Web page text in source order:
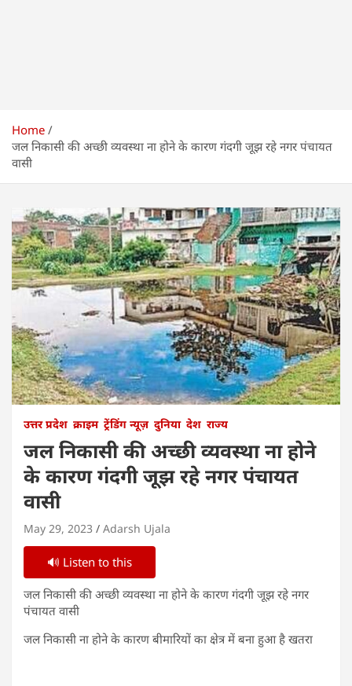
Home
जल निकासी की अच्छी व्यवस्था ना होने के कारण गंदगी जूझ रहे नगर पंचायत
वासी
उत्तर प्रदेश क्राइम ट्रेंडिंग न्यूज़ दुनिया देश राज्य
जल निकासी की अच्छी व्यवस्था ना होने
के कारण गंदगी जूझ रहे नगर पंचायत
वासी
May 29, 2023 Adarsh Ujala
🔊 Listen to this
जल निकासी की अच्छी व्यवस्था ना होने के कारण गंदगी जूझ रहे नगर
पंचायत वासी
जल निकासी ना होने के कारण बीमारियों का क्षेत्र में बना हुआ है खतरा